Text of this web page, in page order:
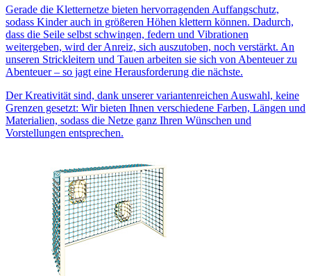
Gerade die Kletternetze bieten hervorragenden Auffangschutz,
sodass Kinder auch in größeren Höhen klettern können. Dadurch,
dass die Seile selbst schwingen, federn und Vibrationen
weitergeben, wird der Anreiz, sich auszutoben, noch verstärkt. An
unseren Strickleitern und Tauen arbeiten sie sich von Abenteuer zu
Abenteuer – so jagt eine Herausforderung die nächste.
Der Kreativität sind, dank unserer variantenreichen Auswahl, keine
Grenzen gesetzt: Wir bieten Ihnen verschiedene Farben, Längen und
Materialien, sodass die Netze ganz Ihren Wünschen und
Vorstellungen entsprechen.